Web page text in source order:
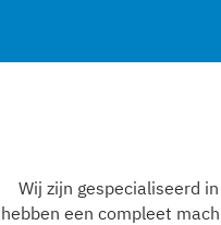
Wij zijn gespecialiseerd
hebben een compleet